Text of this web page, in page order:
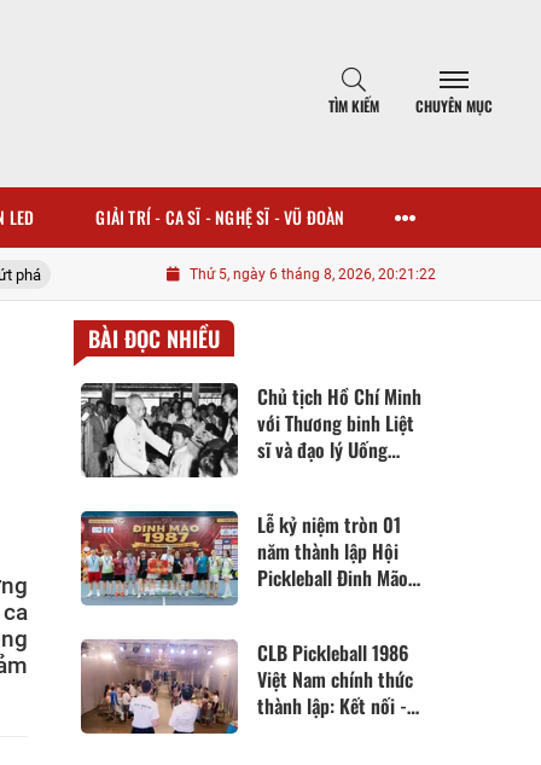
TÌM KIẾM CHUYÊN MỤC
LED GIẢI TRÍ - CA SĨ - NGHỆ SĨ - VŨ ĐOÀN
Hồ Chí Minh với Thương binh Liệt sĩ và đạo lý Uống nước nhớ nguồn của dân
Thứ 5, ngày 6 tháng 8, 2026, 20:21:24
BÀI ĐỌC NHIỀU
Chủ tịch Hồ Chí Minh
với Thương binh Liệt
sĩ và đạo lý Uống
Lễ kỷ niệm tròn 01
năm thành lập Hội
Pickleball Đinh Mão
CLB Pickleball 1986
Việt Nam chính thức
thành lập: Kết nối -